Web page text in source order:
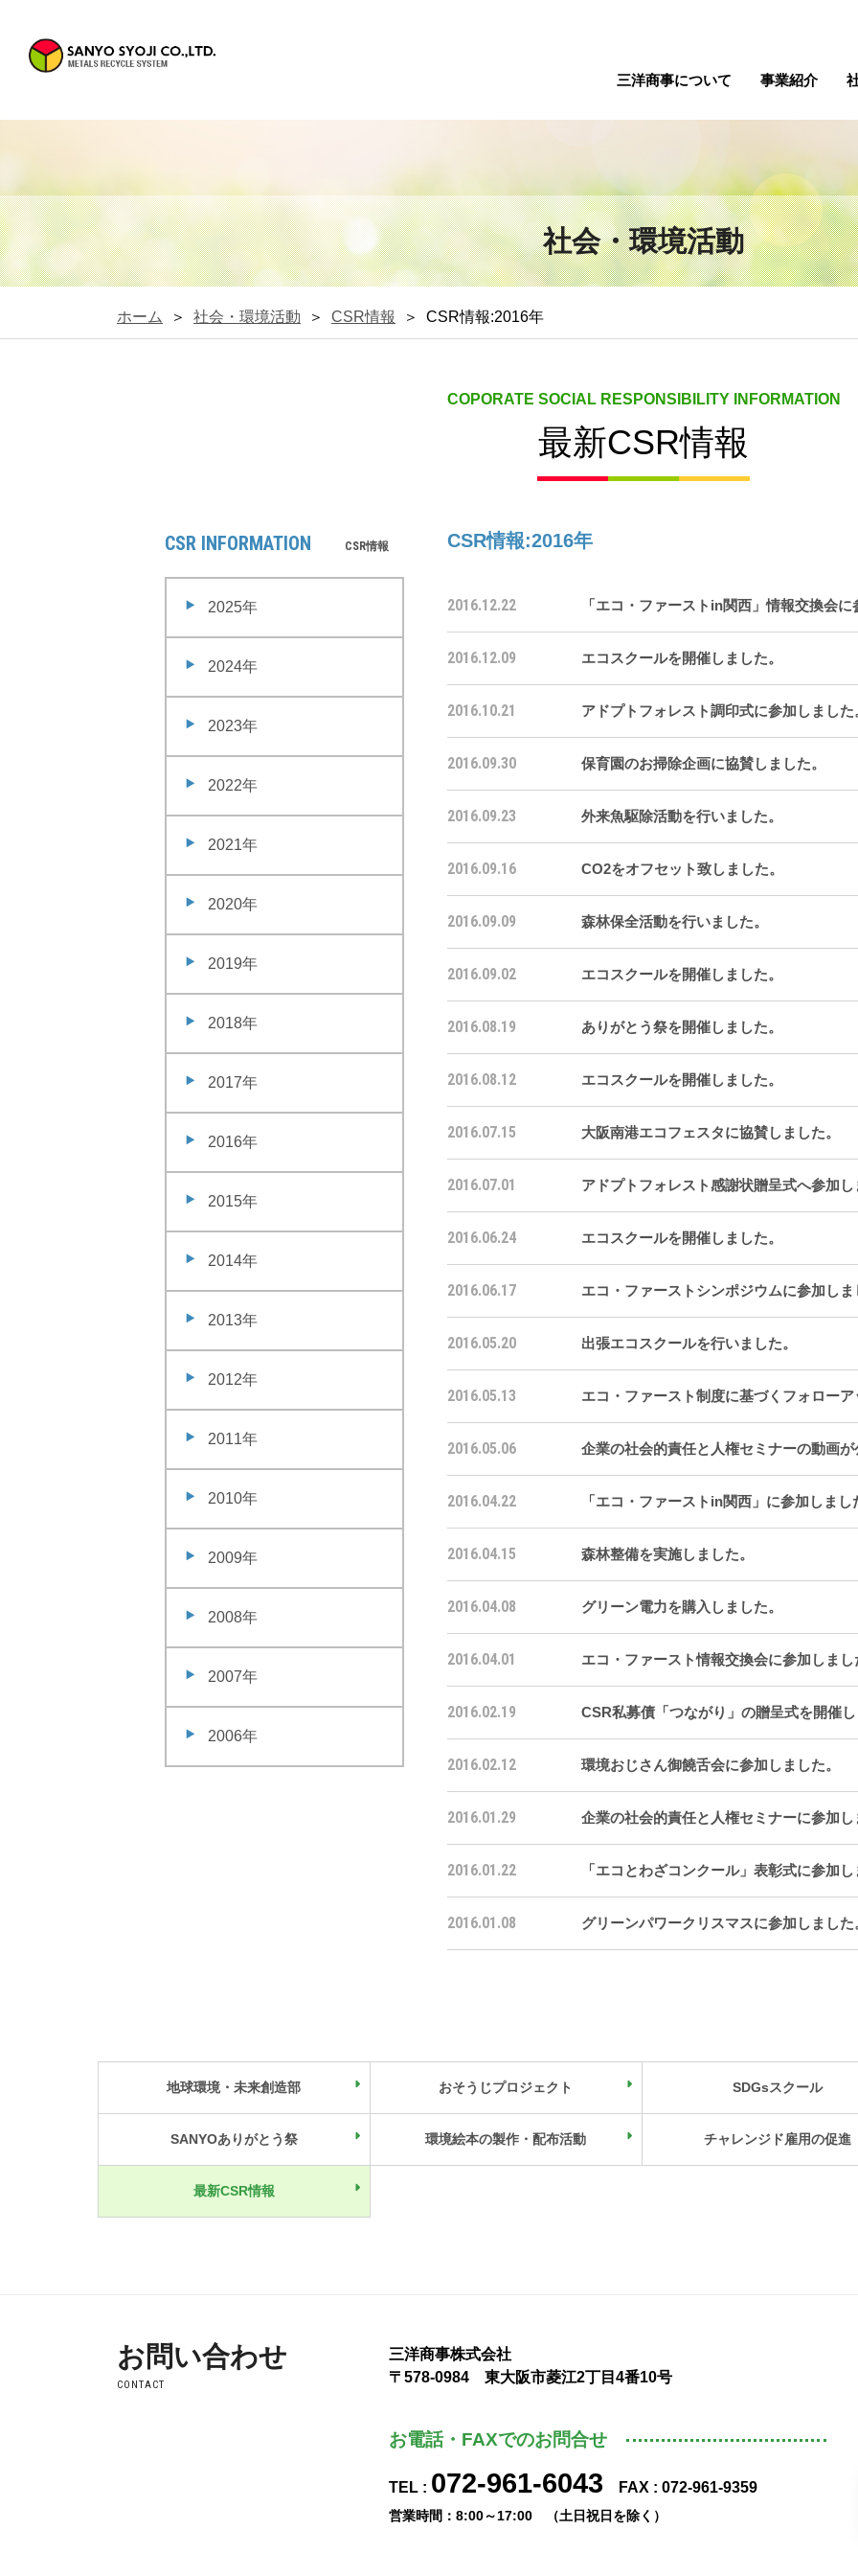
三洋商事について 事業紹介
社会・環境活動
ホーム ＞ 社会・環境活動 ＞ CSR情報 ＞ CSR情報:2016年
COPORATE SOCIAL RESPONSIBILITY INFORMATION
最新CSR情報
CSR情報:2016年
2016.12.22 「エコ・ファーストin関西」情報交換会
2016.12.09 エコスクールを開催しました。
2016.10.21 アドプトフォレスト調印式に参加しました
2016.09.30 保育園のお掃除企画に協賛しました。
2016.09.23 外来魚駆除活動を行いました。
2016.09.16 CO2をオフセット致しました。
2016.09.09 森林保全活動を行いました。
2016.09.02 エコスクールを開催しました。
2016.08.19 ありがとう祭を開催しました。
2016.08.12 エコスクールを開催しました。
2016.07.15 大阪南港エコフェスタに協賛しました。
2016.07.01 アドプトフォレスト感謝状贈呈式へ参加
2016.06.24 エコスクールを開催しました。
2016.06.17 エコ・ファーストシンポジウムに参加しま
2016.05.20 出張エコスクールを行いました。
2016.05.13 エコ・ファースト制度に基づくフォロー
2016.05.06 企業の社会的責任と人権セミナーの動画
2016.04.22 「エコ・ファーストin関西」に参加しまし
2016.04.15 森林整備を実施しました。
2016.04.08 グリーン電力を購入しました。
2016.04.01 エコ・ファースト情報交換会に参加しまし
2016.02.19 CSR私募債「つながり」の贈呈式を開催
2016.02.12 環境おじさん御饒舌会に参加しました。
2016.01.29 企業の社会的責任と人権セミナーに参加し
2016.01.22 「エコとわざコンクール」表彰式に参加
2016.01.08 グリーンパワークリスマスに参加しました
CSR INFORMATION CSR情報
2025年
2024年
2023年
2022年
2021年
2020年
2019年
2018年
2017年
2016年
2015年
2014年
2013年
2012年
2011年
2010年
2009年
2008年
2007年
2006年
地球環境・未来創造部 おそうじプロジェクト SDGsスクール
SANYOありがとう祭 環境絵本の製作・配布活動 チャレンジド雇用の促進
最新CSR情報
お問い合わせ
CONTACT
三洋商事株式会社
〒578-0984 東大阪市菱江2丁目4番10号
お電話・FAXでのお問合せ
TEL : 072-961-6043 FAX : 072-961-9359
営業時間：8:00～17:00 （土日祝日を除く）